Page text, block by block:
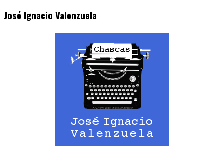
José Ignacio Valenzuela